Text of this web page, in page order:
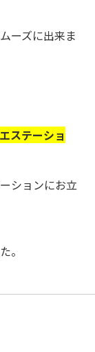
ーズに出来ま
ステーショ
ションにお立
。